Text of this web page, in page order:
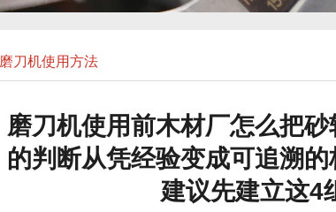
磨刀机使用方法
磨刀机使用前木材厂怎么把
的判断从凭经验变成可追溯
建议先建立这4